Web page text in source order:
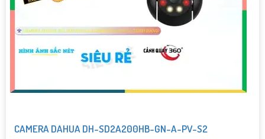
CAMERA DAHUA DH-SD2A200HB-GN-A-PV-S2